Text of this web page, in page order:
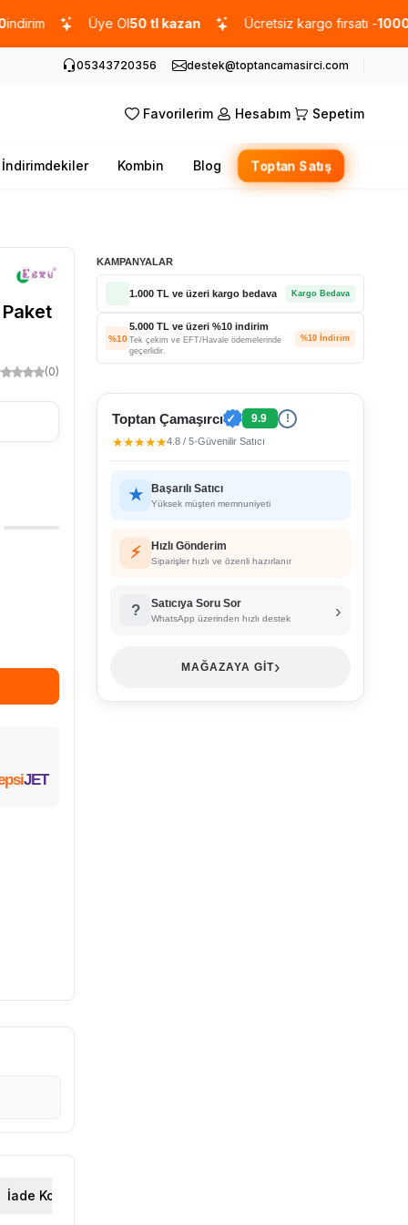
Üye Ol50 tl kazan Ücretsiz kargo fırsatı -1000 TL
05343720356 destek@toptancamasirci.com
Favorilerim Hesabım Sepetim
İndirimdekiler Kombin Blog Toptan Satış
(0)
JET
İade Koşulları
KAMPANYALAR
1.000 TL ve üzeri kargo bedava Kargo Bedava
%10
5.000 TL ve üzeri %10 indirim
Tek çekim ve EFT/Havale ödemelerinde
geçerlidir.
%10 İndirim
Toptan Çamaşırcı ✓ 9.9 !
★★★★★4.8 / 5•Güvenilir Satıcı
★ Başarılı Satıcı
Yüksek müşteri memnuniyeti
⚡ Hızlı Gönderim
Siparişler hızlı ve özenli hazırlanır
? Satıcıya Soru Sor
WhatsApp üzerinden hızlı destek ›
MAĞAZAYA GİT›